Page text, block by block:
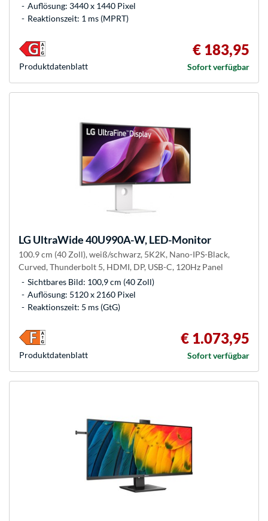
Auflösung: 3440 x 1440 Pixel
Reaktionszeit: 1 ms (MPRT)
€ 183,95
Sofort verfügbar
Produkt­datenblatt
LG UltraWide 40U990A-W, LED-Monitor
100.9 cm (40 Zoll), weiß/schwarz, 5K2K, Nano-IPS-Black,
Curved, Thunderbolt 5, HDMI, DP, USB-C, 120Hz Panel
Sichtbares Bild: 100,9 cm (40 Zoll)
Auflösung: 5120 x 2160 Pixel
Reaktionszeit: 5 ms (GtG)
€ 1.073,95
Sofort verfügbar
Produkt­datenblatt